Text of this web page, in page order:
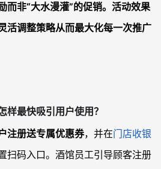
而非“大水漫灌”的促销。活动效果
活调整策略从而最大化每一次推广
样最快吸引用户使用？
注册送专属优惠券，并在门店收银
扫码入口。酒馆员工引导顾客注册